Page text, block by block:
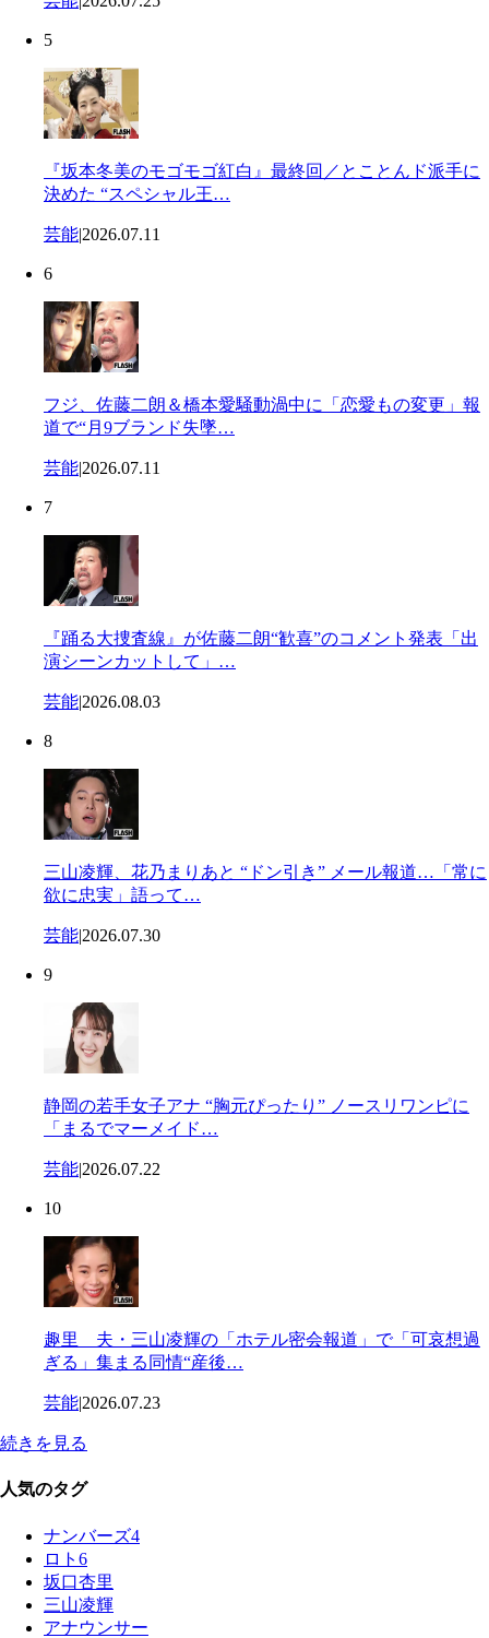
5
『坂本冬美のモゴモゴ紅白』最終回／とことんド派手に
決めた “スペシャル王…
芸能|2026.07.11
6
フジ、佐藤二朗＆橋本愛騒動渦中に「恋愛もの変更」報
道で“月9ブランド失墜…
芸能|2026.07.11
7
『踊る大捜査線』が佐藤二朗“歓喜”のコメント発表「出
演シーンカットして」…
芸能|2026.08.03
8
三山凌輝、花乃まりあと “ドン引き” メール報道…「常に
欲に忠実」語って…
芸能|2026.07.30
9
静岡の若手女子アナ “胸元ぴったり” ノースリワンピに
「まるでマーメイド…
芸能|2026.07.22
10
趣里 夫・三山凌輝の「ホテル密会報道」で「可哀想過
ぎる」集まる同情“産後…
芸能|2026.07.23
続きを見る
人気のタグ
ナンバーズ4
ロト6
坂口杏里
三山凌輝
アナウンサー